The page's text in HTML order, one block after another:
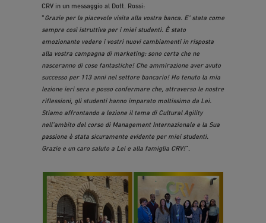
CRV in un messaggio al Dott. Rossi:
"Grazie per la piacevole visita alla vostra banca. E' stata come
sempre così istruttiva per i miei studenti. È stato
emozionante vedere i vostri nuovi cambiamenti in risposta
alla vostra campagna di marketing: sono certa che ne
nasceranno di cose fantastiche! Che ammirazione aver avuto
successo per 113 anni nel settore bancario! Ho tenuto la mia
lezione ieri sera e posso confermare che, attraverso le nostre
riflessioni, gli studenti hanno imparato moltissimo da Lei.
Stiamo affrontando a lezione il tema di Cultural Agility
nell'ambito del corso di Management Internazionale e la Sua
passione è stata sicuramente evidente per miei studenti.
Grazie e un caro saluto a Lei e alla famiglia CRV!".